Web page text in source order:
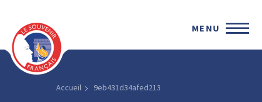
MENU
Accueil 9eb431d34afed213